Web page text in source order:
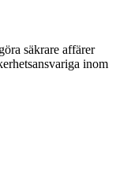
säkrare affärer
inom